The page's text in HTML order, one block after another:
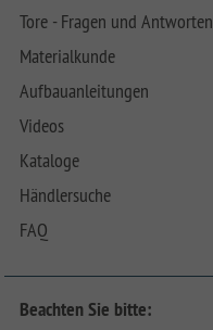
Tore - Fragen und Antworten
Materialkunde
Aufbauanleitungen
Videos
Kataloge
Händlersuche
FAQ
Beachten Sie bitte: